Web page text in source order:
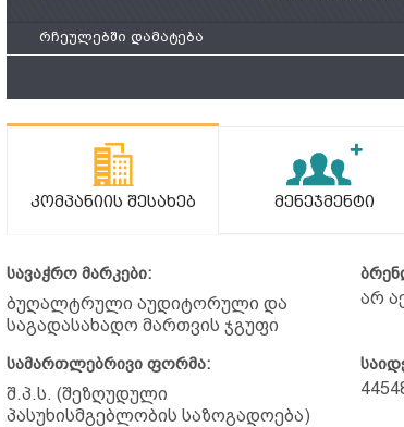
რჩეულებში დამატება
Კომპანიის Შესახებ Მენეჯმენტი
სავაჭრო მარკები:
ბუღალტრული აუდიტორული და
საგადასახადო მართვის ჯგუფი
არ
სამართლებრივი ფორმა:
შ.პ.ს. (შეზღუდული
პასუხისმგებლობის საზოგადოება)